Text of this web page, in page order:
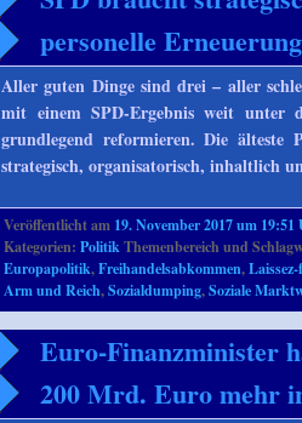
personelle Erneuerung
Aller guten Dinge sind drei – aller
mit einem SPD-Ergebnis weit unter
grundlegend reformieren. Die älteste
strategisch, organisatorisch, inhaltlich
Veröffentlicht am 19. November 2017 um 19:51
Kategorien:PolitikThemenbereich und
Europapolitik,Freihandelsabkommen,
Arm und Reich,Sozialdumping,Soziale
Euro-Finanzminister
200 Mrd. Euro mehr